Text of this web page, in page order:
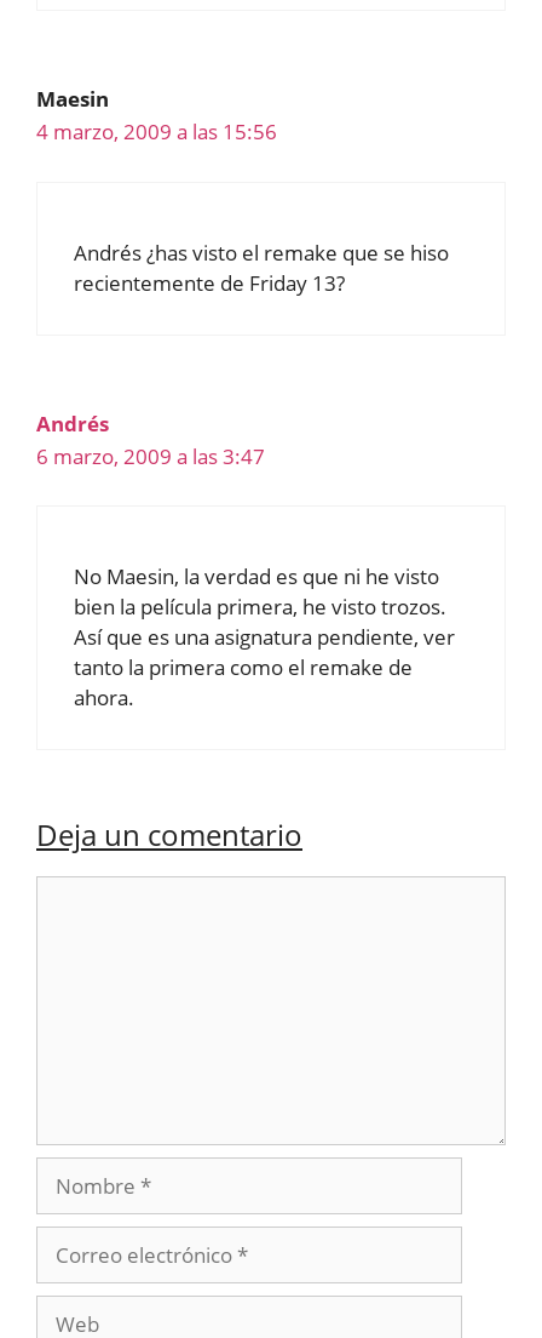
Maesin
4 marzo, 2009 a las 15:56
Andrés ¿has visto el remake que se hiso
recientemente de Friday 13?
Andrés
6 marzo, 2009 a las 3:47
No Maesin, la verdad es que ni he visto
bien la película primera, he visto trozos.
Así que es una asignatura pendiente, ver
tanto la primera como el remake de
ahora.
Deja un comentario
Nombre
electrónico